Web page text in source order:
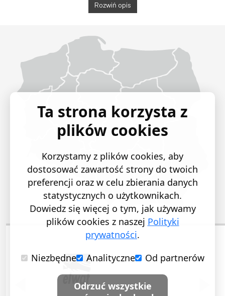
Rozwiń opis
POPRZEDNI SLAJD
Ta strona korzysta z
plików cookies
Korzystamy z plików cookies, aby
dostosować zawartość strony do twoich
preferencji oraz w celu zbierania danych
statystycznych o użytkownikach.
Dowiedz się więcej o tym, jak używamy
plików cookies z naszej Polityki
prywatności.
Niezbędne
Analityczne Od partnerów
Odrzuć wszystkie